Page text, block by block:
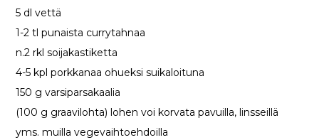
5 dl vettä
1-2 tl punaista currytahnaa
n.2 rkl soijakastiketta
4-5 kpl porkkanaa ohueksi suikaloituna
150 g varsiparsakaalia
(100 g graavilohta) lohen voi korvata pavuilla, linsseillä
yms. muilla vegevaihtoehdoilla